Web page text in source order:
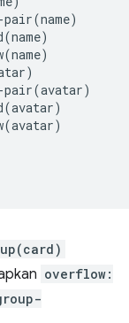
overflow: